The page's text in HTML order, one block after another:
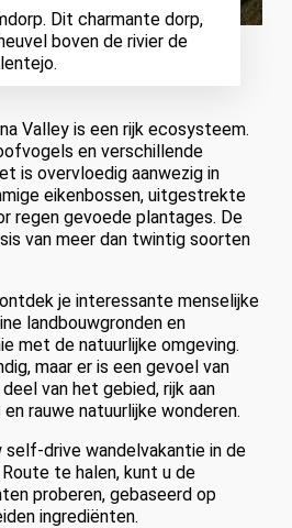
Dit charmante dorp,
boven de rivier de
Valley is een rijk ecosysteem.
en verschillende
is overvloedig aanwezig in
eikenbossen, uitgestrekte
regen gevoede plantages. De
van meer dan twintig soorten
je interessante menselijke
landbouwgronden en
met de natuurlijke omgeving.
maar er is een gevoel van
van het gebied, rijk aan
rauwe natuurlijke wonderen.
drive wandelvakantie in de
Route te halen, kunt u de
proberen, gebaseerd op
ingrediënten.